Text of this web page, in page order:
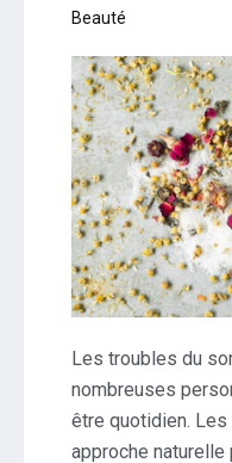
Beauté
Les troubles du
nombreuses
être quotidien.
approche